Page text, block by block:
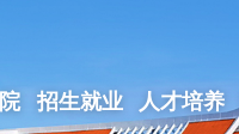
招生就业 人才培养